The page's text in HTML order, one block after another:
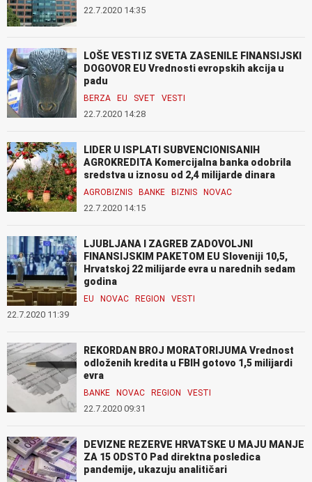
22.7.2020 14:35
LOŠE VESTI IZ SVETA ZASENILE FINANSIJSKI
DOGOVOR EU Vrednosti evropskih akcija u
padu
BERZA EU SVET VESTI
22.7.2020 14:28
LIDER U ISPLATI SUBVENCIONISANIH
AGROKREDITA Komercijalna banka odobrila
sredstva u iznosu od 2,4 milijarde dinara
AGROBIZNIS BANKE BIZNIS NOVAC
22.7.2020 14:15
LJUBLJANA I ZAGREB ZADOVOLJNI
FINANSIJSKIM PAKETOM EU Sloveniji 10,5,
Hrvatskoj 22 milijarde evra u narednih sedam
godina
EU NOVAC REGION VESTI
22.7.2020 11:39
REKORDAN BROJ MORATORIJUMA Vrednost
odloženih kredita u FBIH gotovo 1,5 milijardi
evra
BANKE NOVAC REGION VESTI
22.7.2020 09:31
DEVIZNE REZERVE HRVATSKE U MAJU MANJE
ZA 15 ODSTO Pad direktna posledica
pandemije, ukazuju analitičari